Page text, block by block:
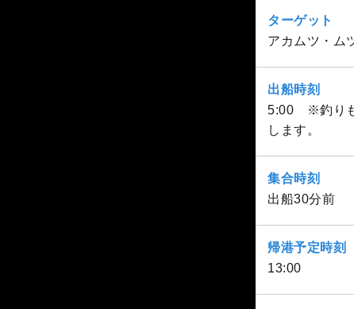
ターゲット
アカムツ・ム
出船時刻
5:00 ※釣りも
します。
集合時刻
出船30分前
帰港予定時刻
13:00